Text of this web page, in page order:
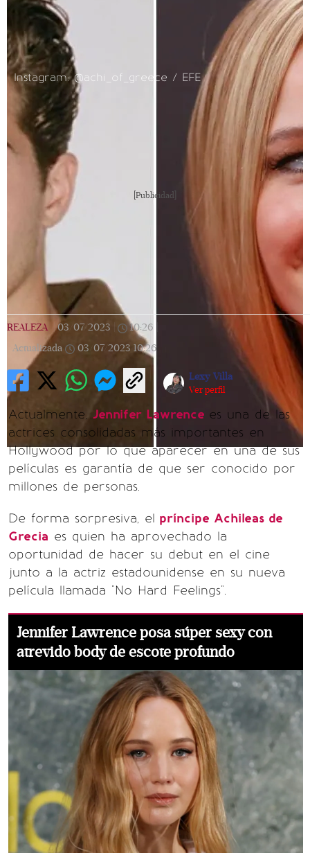
Instagram: @achi_of_greece / EFE
[Publicidad]
REALEZA 03/07/2023 10:26
Actualizada
03/07/2023 10:26
Lexy Villa
Ver perfil
Actualmente,Jennifer Lawrence es una de las
actrices consolidadas más importantes en
Hollywood por lo que aparecer en una de sus
películas es garantía de que ser conocido por
millones de personas.
De forma sorpresiva, el príncipe Achileas de
Grecia es quien ha aprovechado la
oportunidad de hacer su debut en el cine
junto a la actriz estadounidense en su nueva
película llamada "No Hard Feelings".
Jennifer Lawrence posa súper sexy con
atrevido body de escote profundo